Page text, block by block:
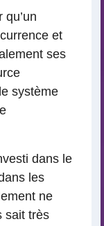
et
ses
système
dans le
les
ne
sait très